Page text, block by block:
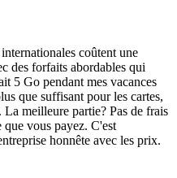
coûtent une
des forfaits abordables qui
5 Go pendant mes vacances
que suffisant pour les cartes,
La meilleure partie? Pas de frais
que vous payez. C'est
honnête avec les prix.